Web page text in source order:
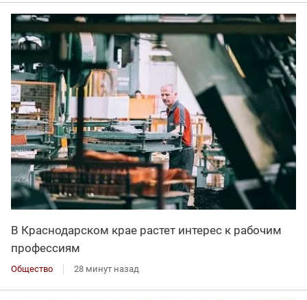
В Краснодарском крае растет интерес к рабочим
профессиям
Общество 28 минут назад